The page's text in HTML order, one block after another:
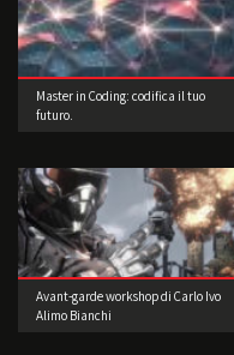
Master in Coding: codifica il tuo
futuro.
Avant-garde workshop di Carlo Ivo
Alimo Bianchi